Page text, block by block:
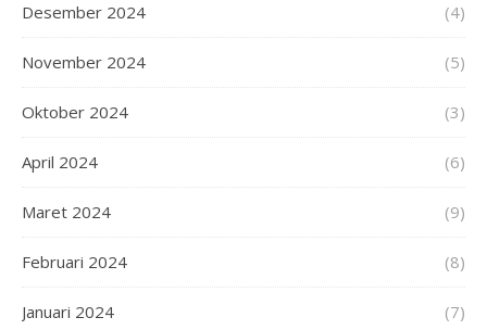
Desember 2024 (4)
November 2024 (5)
Oktober 2024 (3)
April 2024 (6)
Maret 2024 (9)
Februari 2024 (8)
Januari 2024 (7)